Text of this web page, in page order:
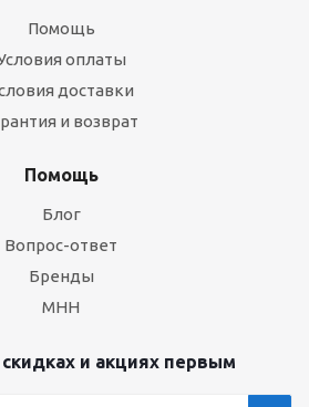
Помощь
оплаты
доставки
и возврат
Помощь
Блог
Вопрос-ответ
Бренды
МНН
и акциях первым